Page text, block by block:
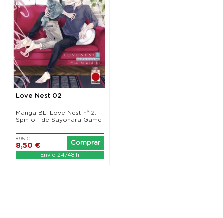
Love Nest 02
Manga BL. Love Nest nº 2.
Spin off de Sayonara Game
8,50 €
8,95 €
Comprar
Envío 24/48 h